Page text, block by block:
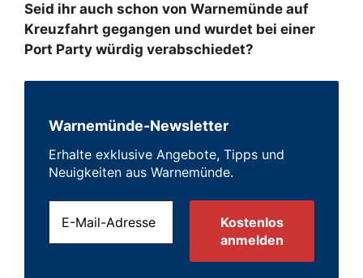
Seid ihr auch schon von Warnemünde auf
Kreuzfahrt gegangen und wurdet bei einer
Port Party würdig verabschiedet?
Warnemünde-Newsletter
Erhalte exklusive Angebote, Tipps und
Neuigkeiten aus Warnemünde.